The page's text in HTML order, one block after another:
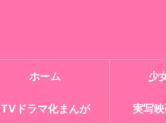
ホーム 少
TVドラマ化まんが 実写